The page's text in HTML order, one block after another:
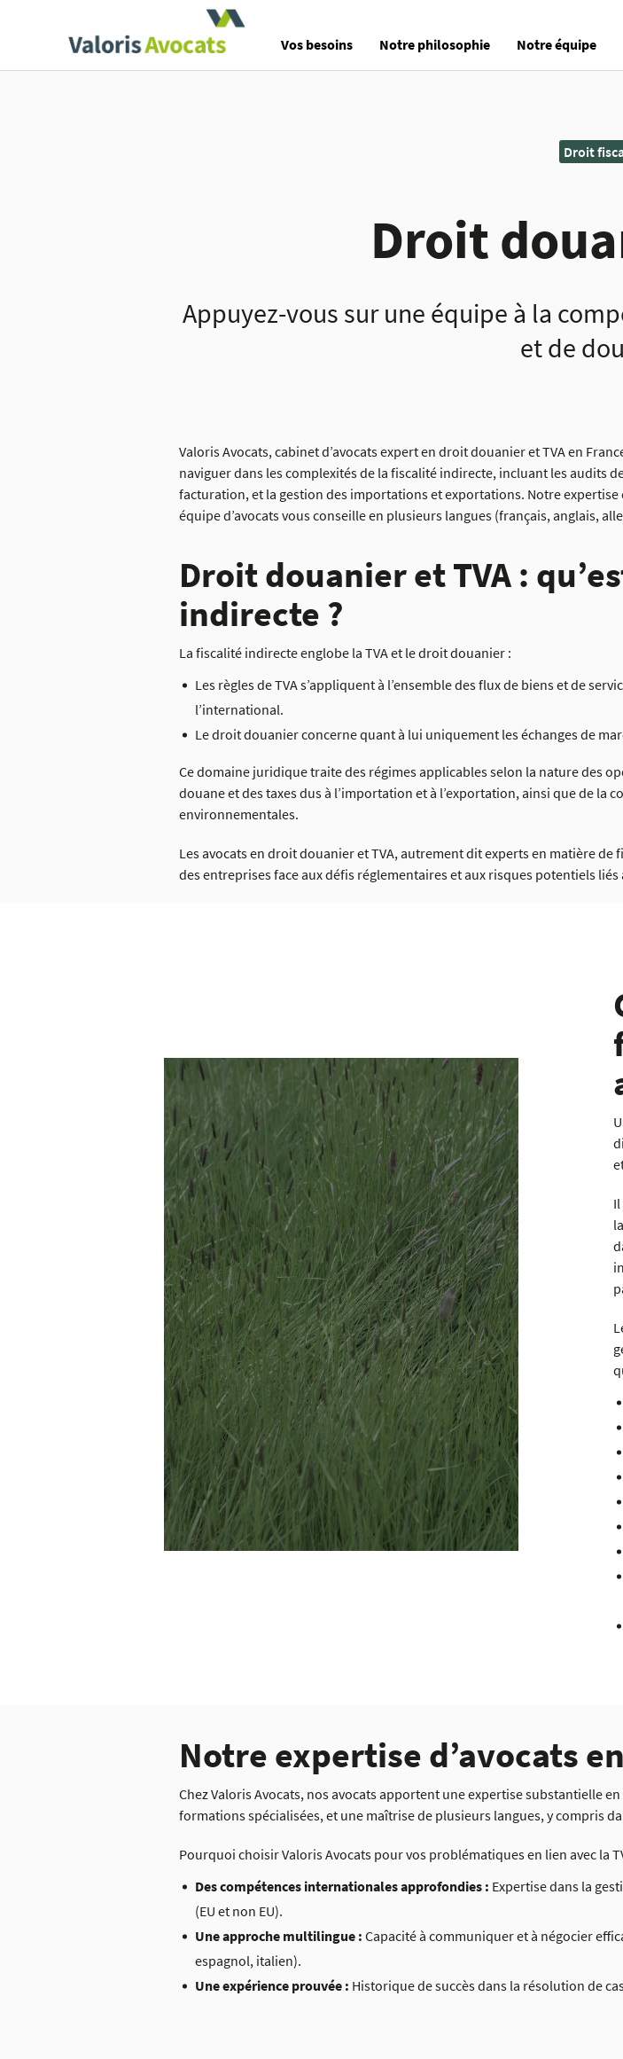
Vos besoins
Notre philosophie Notre équipe
Droit
Droit
Appuyez-vous sur une équipe à la
et de
Valoris Avocats, cabinet d’avocats expert en droit douanier et TVA en
naviguer dans les complexités de la fiscalité indirecte, incluant les audits
facturation, et la gestion des importations et exportations. Notre
équipe d’avocats vous conseille en plusieurs langues (français, anglais,
Droit douanier et TVA :
indirecte ?
La fiscalité indirecte englobe la TVA et le droit douanier :
Les règles de TVA s’appliquent à l’ensemble des flux de biens et de
l’international.
Le droit douanier concerne quant à lui uniquement les échanges de
Ce domaine juridique traite des régimes applicables selon la nature des
douane et des taxes dus à l’importation et à l’exportation, ainsi que de la
environnementales.
Les avocats en droit douanier et TVA, autrement dit experts en matière
des entreprises face aux défis réglementaires et aux risques potentiels
Notre expertise d’avocats
Chez Valoris Avocats, nos avocats apportent une expertise substantielle
formations spécialisées, et une maîtrise de plusieurs langues, y compris
Pourquoi choisir Valoris Avocats pour vos problématiques en lien avec la
Des compétences internationales approfondies : Expertise dans la
(EU et non EU).
Une approche multilingue : Capacité à communiquer et à négocier
espagnol, italien).
Une expérience prouvée : Historique de succès dans la résolution de